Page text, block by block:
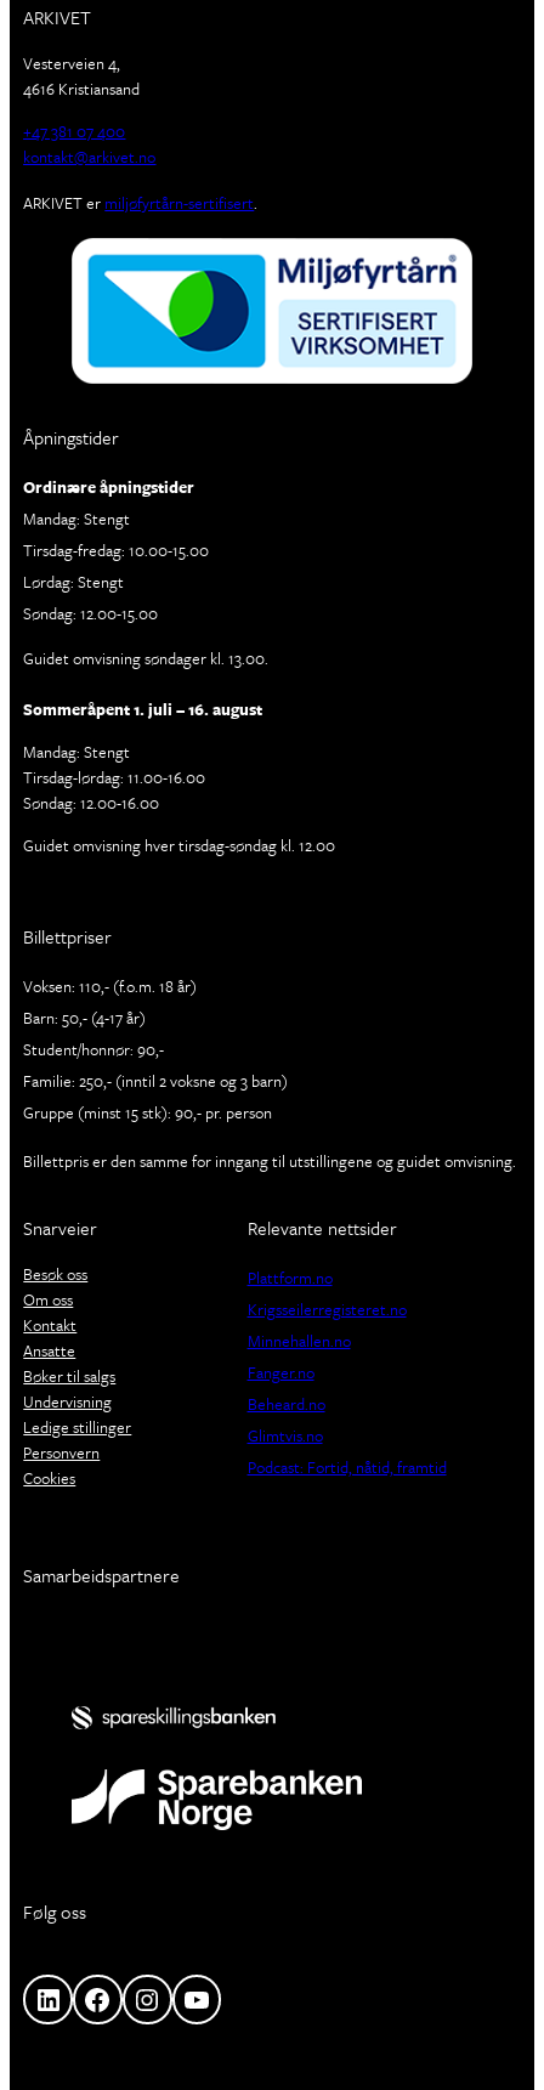
ARKIVET
Vesterveien 4,
4616 Kristiansand
+47 381 07 400
kontakt@arkivet.no
ARKIVET er miljøfyrtårn-sertifisert.
Åpningstider
Ordinære åpningstider
Mandag: Stengt
Tirsdag-fredag: 10.00-15.00
Lørdag: Stengt
Søndag: 12.00-15.00
Guidet omvisning søndager kl. 13.00.
Sommeråpent 1. juli – 16. august
Mandag: Stengt
Tirsdag-lørdag: 11.00-16.00
Søndag: 12.00-16.00
Guidet omvisning hver tirsdag-søndag kl. 12.00
Billettpriser
Voksen: 110,- (f.o.m. 18 år)
Barn: 50,- (4-17 år)
Student/honnør: 90,-
Familie: 250,- (inntil 2 voksne og 3 barn)
Gruppe (minst 15 stk): 90,- pr. person
Billettpris er den samme for inngang til utstillingene og guidet omvisning.
Snarveier
Besøk oss
Om oss
Kontakt
Ansatte
Bøker til salgs
Undervisning
Ledige stillinger
Personvern
Cookies
Relevante nettsider
Plattform.no
Krigsseilerregisteret.no
Minnehallen.no
Fanger.no
Beheard.no
Glimtvis.no
Podcast: Fortid, nåtid, framtid
Samarbeidspartnere
Følg oss
LinkedIn Facebook Instagram YouTube